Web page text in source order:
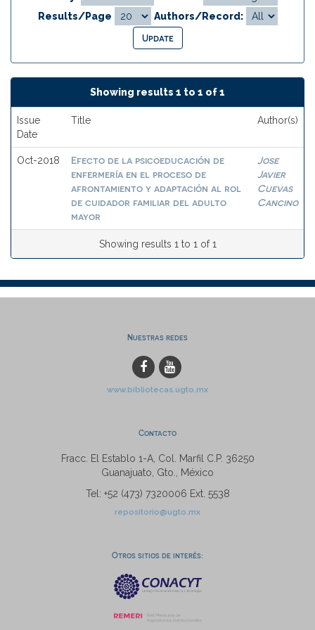
Results/Page
Authors/Record:
Showing results 1 to 1 of 1
Issue
Date
Title Author(s)
Oct-2018
Efecto de la psicoeducación de
enfermería en el proceso de
afrontamiento y adaptación al rol
de cuidador familiar del adulto
mayor
Jose
Javier
Cuevas
Cancino
Showing results 1 to 1 of 1
Nuestras redes
www.bibliotecas.ugto.mx
Contacto
Fracc. El Establo 1-A, Col. Marfil C.P. 36250
Guanajuato, Gto., México
Tel: +52 (473) 7320006 Ext. 5538
repositorio@ugto.mx
Otros sitios de interés: